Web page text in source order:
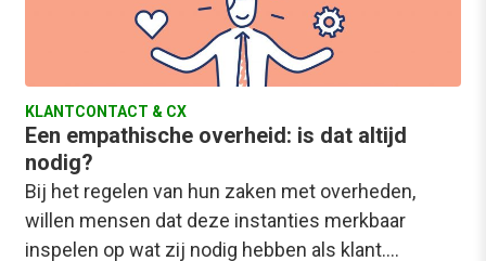
KLANTCONTACT & CX
Een empathische overheid: is dat altijd
nodig?
Bij het regelen van hun zaken met overheden,
willen mensen dat deze instanties merkbaar
inspelen op wat zij nodig hebben als klant.…